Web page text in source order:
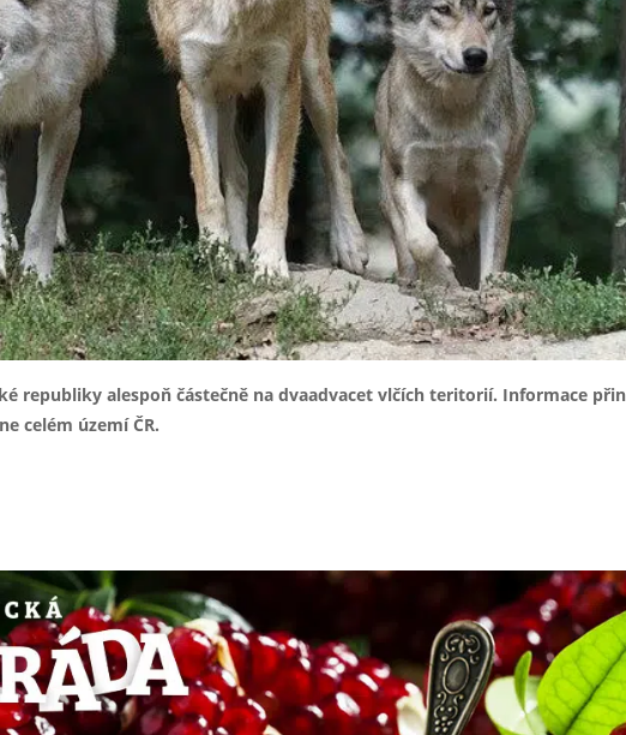
republiky alespoň částečně na dvaadvacet vlčích teritorií. Informace
celém území ČR.